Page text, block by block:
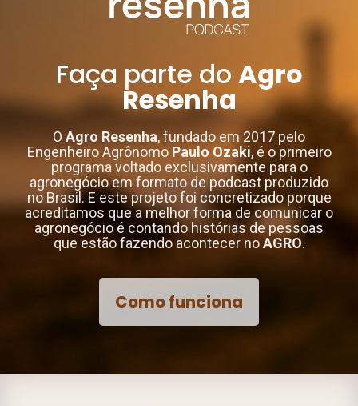
Faça parte do Agro
Resenha
O Agro Resenha, fundado em 2017 pelo
Engenheiro Agrônomo Paulo Ozaki, é o primeiro
programa voltado exclusivamente para o
agronegócio em formato de podcast produzido
no Brasil. E este projeto foi concretizado porque
acreditamos que a melhor forma de comunicar o
agronegócio é contando histórias de pessoas
que estão fazendo acontecer noAGRO.
Como funciona